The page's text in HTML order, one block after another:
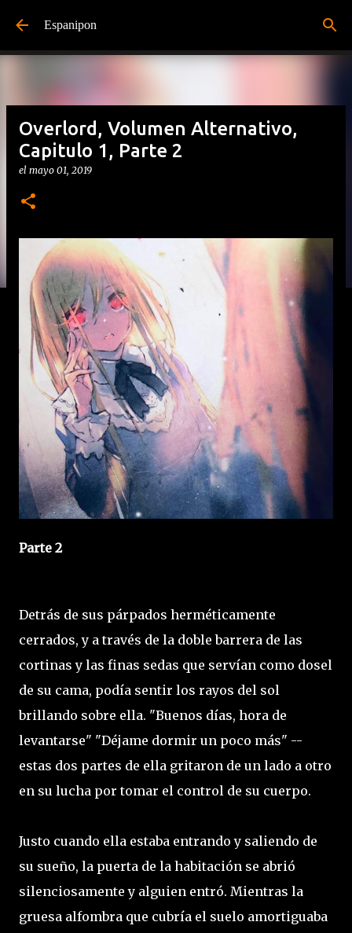
Espanipon
Overlord, Volumen Alternativo,
Capitulo 1, Parte 2
el mayo 01, 2019
Parte 2
Detrás de sus párpados herméticamente
cerrados, y a través de la doble barrera de las
cortinas y las finas sedas que servían como dosel
de su cama, podía sentir los rayos del sol
brillando sobre ella. "Buenos días, hora de
levantarse" "Déjame dormir un poco más" --
estas dos partes de ella gritaron de un lado a otro
en su lucha por tomar el control de su cuerpo.
Justo cuando ella estaba entrando y saliendo de
su sueño, la puerta de la habitación se abrió
silenciosamente y alguien entró. Mientras la
gruesa alfombra que cubría el suelo amortiguaba